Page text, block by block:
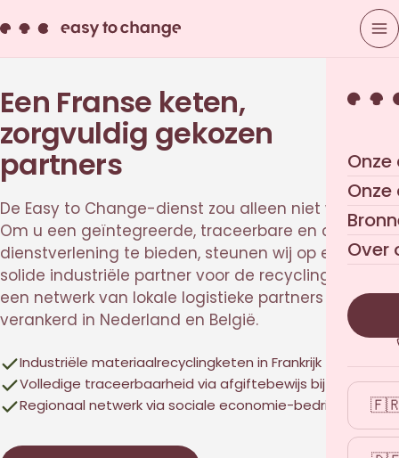
Over
Een Franse keten,
zorgvuldig gekozen
partners
De Easy to Change-dienst zou alleen niet werken.
Om u een geïntegreerde, traceerbare en conforme
dienstverlening te bieden, steunen wij op een
solide industriële partner voor de recycling en op
een netwerk van lokale logistieke partners
verankerd in Nederland en België.
Industriële materiaalrecyclingketen in Frankrijk
Volledige traceerbaarheid via afgiftebewijs bij elke stap
Regionaal netwerk via sociale economie-bedrijven